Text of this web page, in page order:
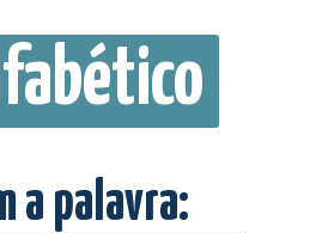
a palavra: